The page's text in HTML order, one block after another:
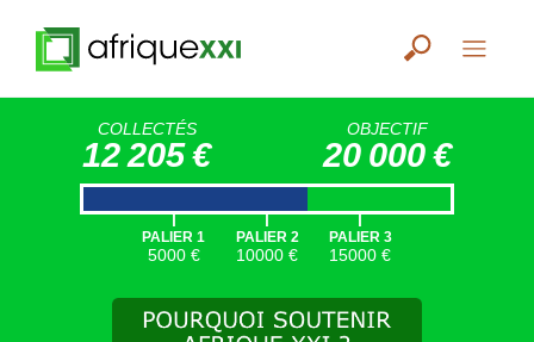
COLLECTÉS
12 205 €
OBJECTIF
20 000 €
|
PALIER 1
5000 €
|
PALIER 2
10000 €
|
PALIER 3
15000 €